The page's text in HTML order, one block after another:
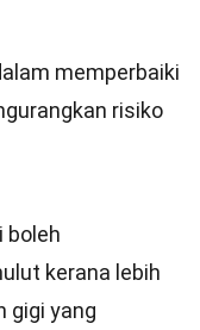
memperbaiki
risiko
boleh
kerana lebih
gigi yang